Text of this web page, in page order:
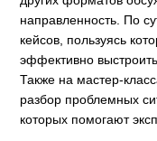
направленность. По
кейсов, пользуясь
эффективно выстроить
Также на мастер-
разбор проблемных
которых помогают